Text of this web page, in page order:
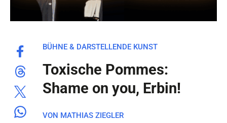
BÜHNE & DARSTELLENDE KUNST
Toxische Pommes:
Shame on you, Erbin!
VON MATHIAS ZIEGLER